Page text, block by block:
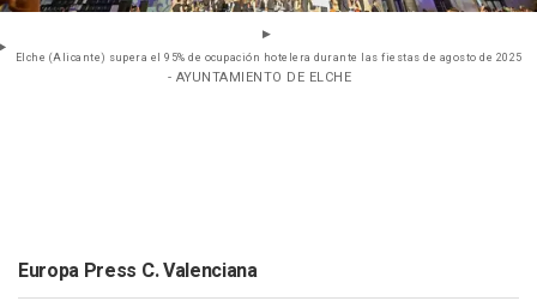
Elche (Alicante) supera el 95% de ocupación hotelera durante las fiestas de agosto de 2025
- AYUNTAMIENTO DE ELCHE
Europa Press C. Valenciana